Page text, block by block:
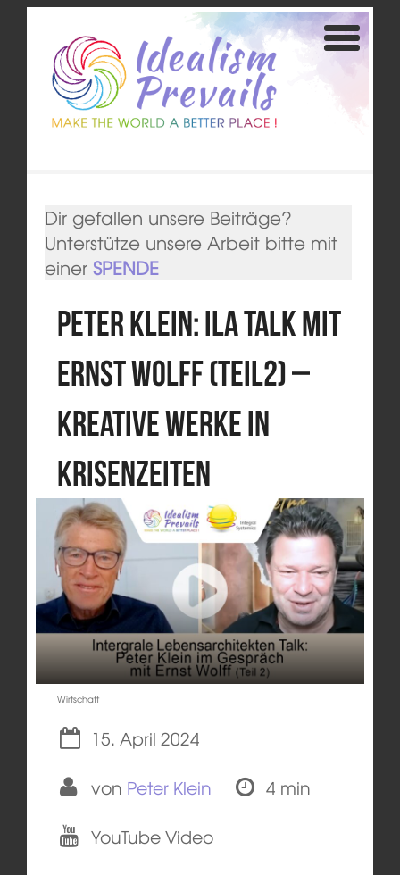
Dir gefallen unsere Beiträge?
Unterstütze unsere Arbeit bitte mit
einer SPENDE
Peter Klein: ila talk mit
Ernst Wolff (Teil2) –
Kreative Werke in
Krisenzeiten
Wirtschaft
15. April 2024
von Peter Klein
4 min
YouTube Video